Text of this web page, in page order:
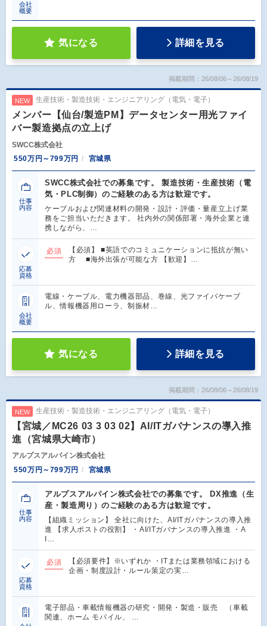
会社
概要
気になる 詳細を見る
掲載期間：26/08/06～26/08/19
NEW 生産技術・製造技術・エンジニアリング（電気・電子）
メンバー【仙台/製造PM】データセンター用光ファイ
バー製造拠点の立上げ
SWCC株式会社
550万円～799万円
宮城県
仕事
内容
SWCC株式会社での募集です。 製造技術・生産技術（電
気・PLC制御）のご経験のある方は歓迎です。
ケーブルおよび関連材料の開発・設計・評価・量産立上げ業
務をご担当いただきます。 社内外の関係部署・海外企業と連
携しながら、…
応募
資格
必須
【必須】 ■英語でのコミュニケーションに抵抗が無い
方 ■海外出張が可能な方 【歓迎】…
会社
概要
電線・ケーブル、電力機器部品、巻線、光ファイバケーブ
ル、情報機器用ローラ、制振材…
気になる 詳細を見る
掲載期間：26/08/06～26/08/19
NEW 生産技術・製造技術・エンジニアリング（電気・電子）
【宮城／MC26 03 3 03 02】AI/ITガバナンスの導入推
進（宮城県大崎市）
アルプスアルパイン株式会社
550万円～799万円
宮城県
仕事
内容
アルプスアルパイン株式会社での募集です。 DX推進（生
産・製造周り）のご経験のある方は歓迎です。
【組織ミッション】 全社に向けた、AI/ITガバナンスの導入推
進 【求人ポストの役割】 ・AI/ITガバナンスの導入推進 ・A
I…
応募
資格
必須
【必須要件】※いずれか ・ITまたは業務領域における
企画・制度設計・ルール策定の実…
電子部品・車載情報機器の研究・開発・製造・販売 （車載
関連、ホーム モバイル、 …